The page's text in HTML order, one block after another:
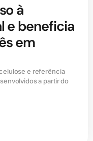
à
e beneficia
em
e referência
a partir do